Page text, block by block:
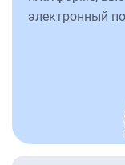
электронный